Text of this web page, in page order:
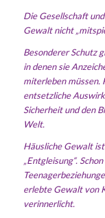
Die Gesellschaft
Gewalt nicht
Besonderer Schutz
in denen sie
miterleben müssen.
entsetzliche
Sicherheit und den
Welt.
Häusliche Gewalt
„Entgleisung“.
erlebte Gewalt von
verinnerlicht.